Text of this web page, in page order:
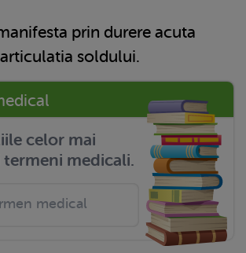
prin durere acuta
soldului.
celor mai
medicali.